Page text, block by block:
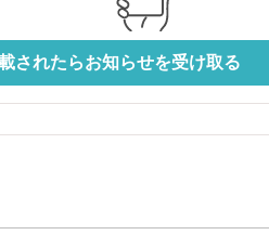
されたらお知らせを受け取る